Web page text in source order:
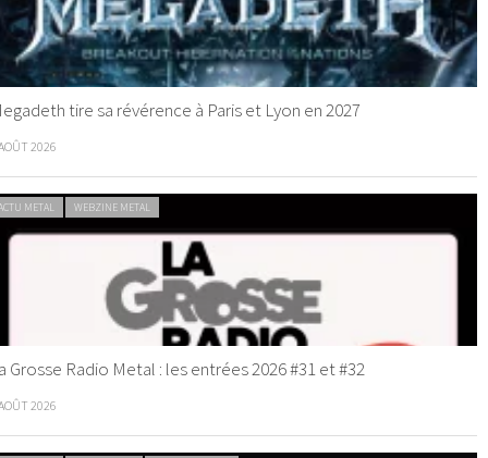
tire sa révérence à Paris et Lyon en 2027
2026
METAL WEBZINE METAL
Grosse Radio Metal : les entrées 2026 #31 et #32
2026